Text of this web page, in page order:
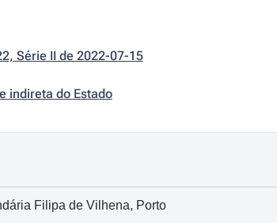
Série II de 2022-07-15
indireta do Estado
Filipa de Vilhena, Porto